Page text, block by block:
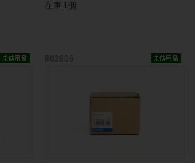
在庫 1個